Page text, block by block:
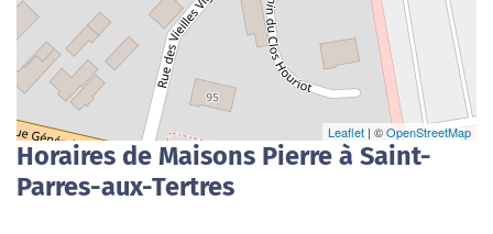
Leaflet | ©OpenStreetMap
Horaires de Maisons Pierre à Saint-
Parres-aux-Tertres